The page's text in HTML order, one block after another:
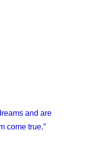
and are
come true.”